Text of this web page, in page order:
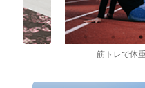
筋トレを毎日